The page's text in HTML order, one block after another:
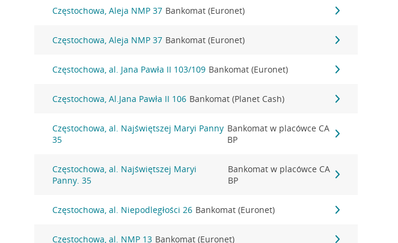
Częstochowa, Aleja NMP 37 Bankomat (Euronet)
Częstochowa, Aleja NMP 37 Bankomat (Euronet)
Częstochowa, al. Jana Pawła II 103/109 Bankomat (Euronet)
Częstochowa, Al.Jana Pawła II 106 Bankomat (Planet Cash)
Częstochowa, al. Najświętszej Maryi Panny
35
Bankomat w placówce CA
BP
Częstochowa, al. Najświętszej Maryi
Panny. 35
Bankomat w placówce CA
BP
Częstochowa, al. Niepodległości 26 Bankomat (Euronet)
Częstochowa, al. NMP 13 Bankomat (Euronet)